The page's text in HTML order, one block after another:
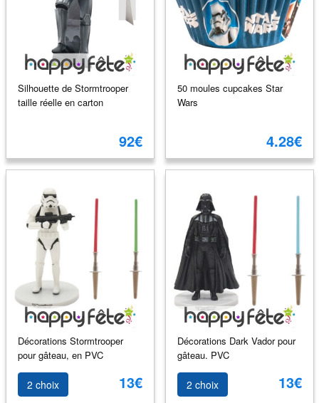
Silhouette de Stormtrooper
taille réelle en carton
92€
50 moules cupcakes Star
Wars
4.28€
Décorations Stormtrooper
pour gâteau, en PVC
2 choix 13€
Décorations Dark Vador pour
gâteau. PVC
2 choix 13€